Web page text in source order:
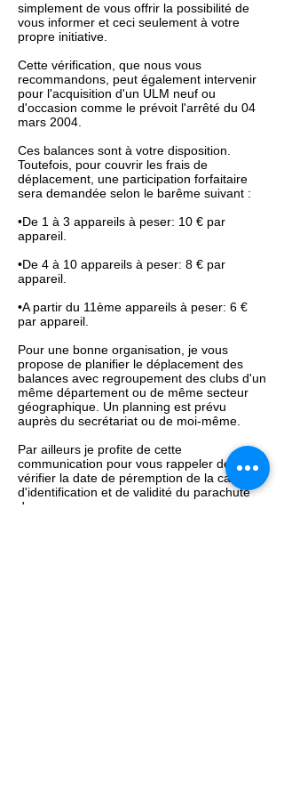
simplement de vous offrir la possibilité de
vous informer et ceci seulement à votre
propre initiative.
Cette vérification, que nous vous
recommandons, peut également intervenir
pour l'acquisition d'un ULM neuf ou
d'occasion comme le prévoit l'arrêté du 04
mars 2004.
Ces balances sont à votre disposition.
Toutefois, pour couvrir les frais de
déplacement, une participation forfaitaire
sera demandée selon le barême suivant :
•De 1 à 3 appareils à peser: 10 € par
appareil.
•De 4 à 10 appareils à peser: 8 € par
appareil.
•A partir du 11ème appareils à peser: 6 €
par appareil.
Pour une bonne organisation, je vous
propose de planifier le déplacement des
balances avec regroupement des clubs d'un
même département ou de même secteur
géographique. Un planning est prévu
auprès du secrétariat ou de moi-même.
Par ailleurs je profite de cette
communication pour vous rappeler de
vérifier la date de péremption de la carte
d'identification et de validité du parachute
de secours.